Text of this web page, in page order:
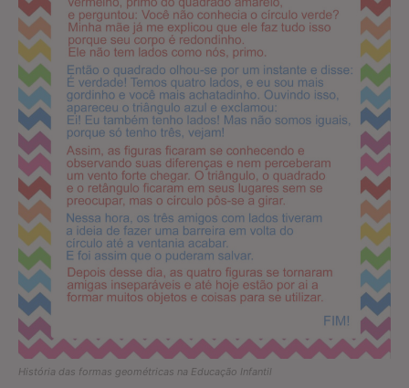
História das formas geométricas na Educação Infantil